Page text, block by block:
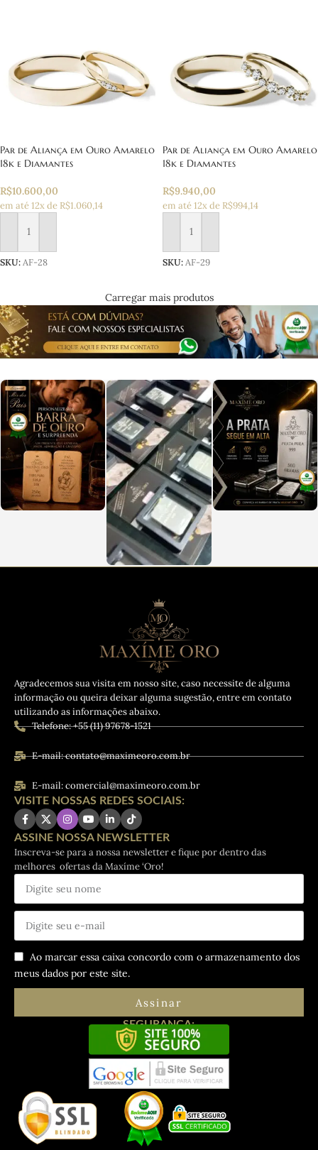
Par de Aliança em Ouro Amarelo
18k e Diamantes
R$10.600,00
em até 12x de R$1.060,14
Adicionar ao carrinho
SKU: AF-28
Par de Aliança em Ouro Amarelo
18k e Diamantes
R$9.940,00
em até 12x de R$994,14
Adicionar ao carrinho
SKU: AF-29
Carregar mais produtos
Agradecemos sua visita em nosso site, caso necessite de alguma
informação ou queira deixar alguma sugestão, entre em contato
utilizando as informações abaixo.
Telefone: +55 (11) 97678-1521
E-mail: contato@maximeoro.com.br
E-mail: comercial@maximeoro.com.br
VISITE NOSSAS REDES SOCIAIS:
ASSINE NOSSA NEWSLETTER
Inscreva-se para a nossa newsletter e fique por dentro das
melhores ofertas da Maxíme ‘Oro!
Ao marcar essa caixa concordo com o armazenamento dos
meus dados por este site.
Assinar
SEGURANÇA: